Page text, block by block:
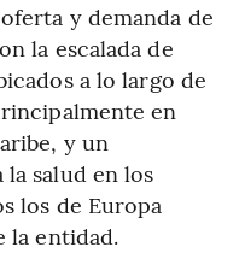
y demanda de
la escalada de
a lo largo de
en
y un
salud en los
los de Europa
la entidad.